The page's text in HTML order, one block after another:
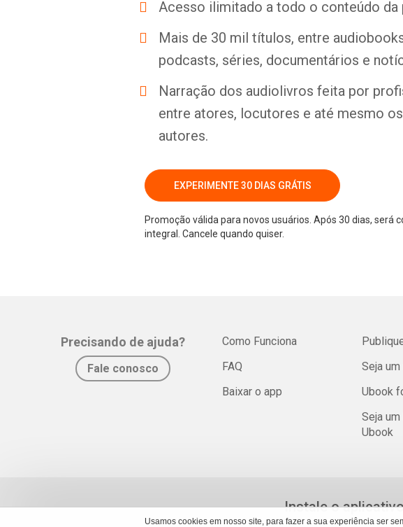
Usamos cookies em nosso site, para fazer a sua experiência ser
Acesso ilimitado a todo o conteúdo da
Mais de 30 mil títulos, entre
podcasts, séries, documentários e
Narração dos audiolivros feita por
entre atores, locutores e até mesmo
autores.
EXPERIMENTE 30 DIAS GRÁTIS
Promoção válida para novos usuários. Após 30 dias, será
integral. Cancele quando quiser.
Precisando de ajuda?
Fale conosco
Como Funciona
FAQ
Baixar o app
Seja
Ubook
Seja
Ubook
Instale o